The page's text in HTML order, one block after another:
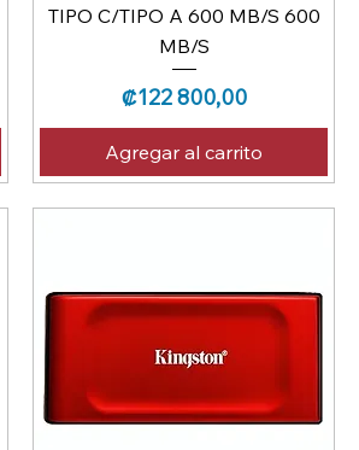
TIPO C/TIPO A 600 MB/S 600
MB/S
Precio
₡122 800,00
Agregar al carrito